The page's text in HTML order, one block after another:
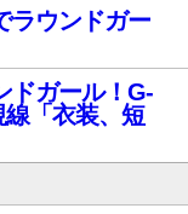
ラウンドガー
ドガール！G-
「衣装、短